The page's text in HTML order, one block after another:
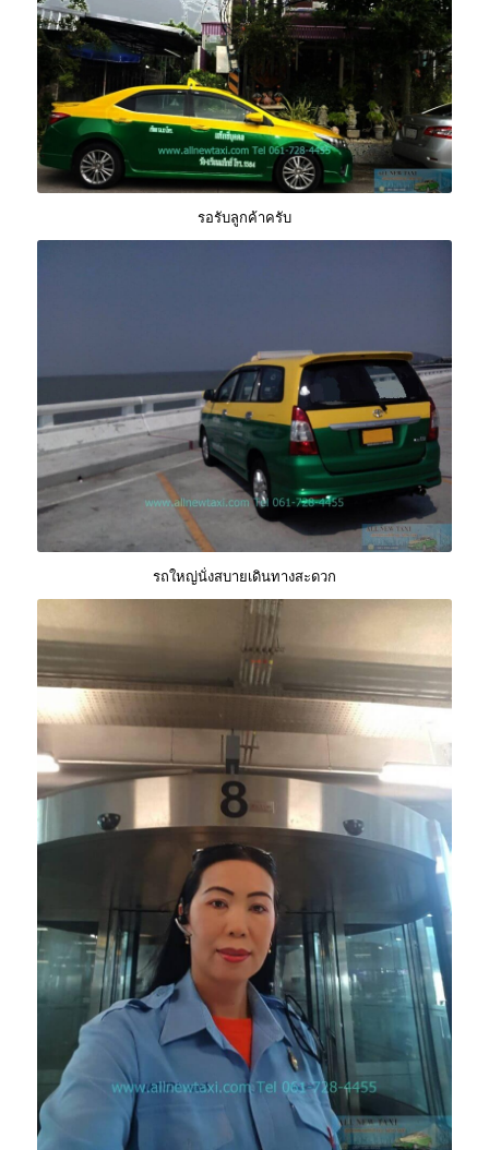
รอรับลูกค้าครับ
รถใหญ่นั่งสบายเดินทางสะดวก